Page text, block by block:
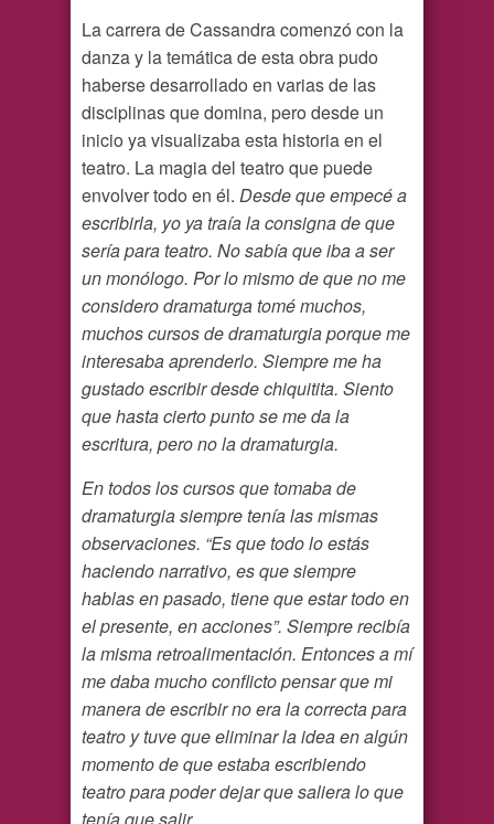
La carrera de Cassandra comenzó con la
danza y la temática de esta obra pudo
haberse desarrollado en varias de las
disciplinas que domina, pero desde un
inicio ya visualizaba esta historia en el
teatro. La magia del teatro que puede
envolver todo en él. Desde que empecé a
escribirla, yo ya traía la consigna de que
sería para teatro. No sabía que iba a ser
un monólogo. Por lo mismo de que no me
considero dramaturga tomé muchos,
muchos cursos de dramaturgia porque me
interesaba aprenderlo. Siempre me ha
gustado escribir desde chiquitita. Siento
que hasta cierto punto se me da la
escritura, pero no la dramaturgia.
En todos los cursos que tomaba de
dramaturgia siempre tenía las mismas
observaciones. “Es que todo lo estás
haciendo narrativo, es que siempre
hablas en pasado, tiene que estar todo en
el presente, en acciones”. Siempre recibía
la misma retroalimentación. Entonces a mí
me daba mucho conflicto pensar que mi
manera de escribir no era la correcta para
teatro y tuve que eliminar la idea en algún
momento de que estaba escribiendo
teatro para poder dejar que saliera lo que